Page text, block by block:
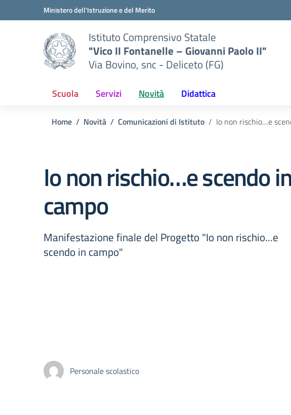
Vai ai contenuti
Vai al menu di navigazioneMinistero dell'Istruzione e del Merito
Istituto Comprensivo Statale
"Vico II Fontanelle – Giovanni Paolo II"
Via Bovino, snc - Deliceto (FG)
Scuola Servizi Novità Didattica
Home Novità Comunicazioni di Istituto Io non rischio…e
Io non rischio…e scendo
campo
Manifestazione finale del Progetto "Io non rischio...e
scendo in campo"
Personale scolastico